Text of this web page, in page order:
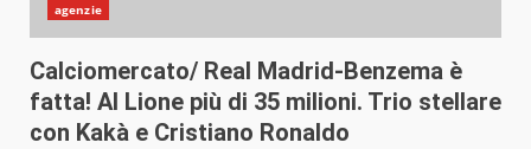
agenzie
Calciomercato/ Real Madrid-Benzema è
fatta! Al Lione più di 35 milioni. Trio stellare
con Kakà e Cristiano Ronaldo